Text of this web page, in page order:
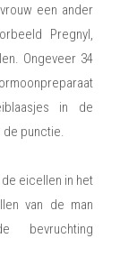
een ander
Pregnyl,
Ongeveer 34
in de
punctie.
eicellen in het
van de man
bevruchting